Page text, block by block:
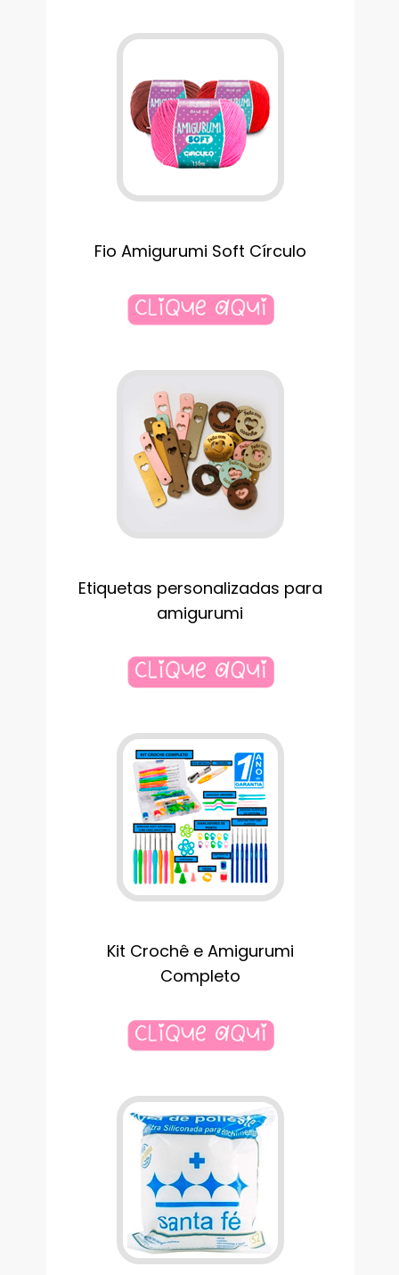
Fio Amigurumi Soft Círculo
Etiquetas personalizadas para
amigurumi
Kit Crochê e Amigurumi
Completo